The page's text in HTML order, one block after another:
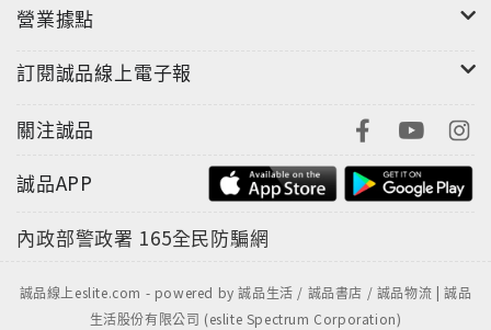
營業據點
訂閱誠品線上電子報
關注誠品
誠品APP
內政部警政署 165全民防騙網
誠品線上eslite.com - powered by 誠品生活 / 誠品書店 / 誠品物流 | 誠品
生活股份有限公司 (eslite Spectrum Corporation)